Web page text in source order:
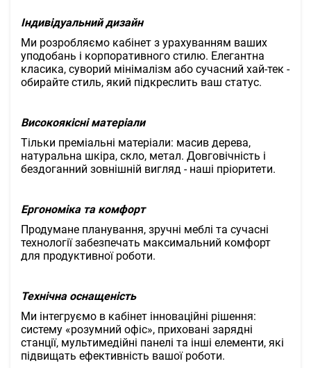
Індивідуальний дизайн
Ми розробляємо кабінет з урахуванням ваших
уподобань і корпоративного стилю. Елегантна
класика, суворий мінімалізм або сучасний хай-тек -
обирайте стиль, який підкреслить ваш статус.
Високоякісні матеріали
Тільки преміальні матеріали: масив дерева,
натуральна шкіра, скло, метал. Довговічність і
бездоганний зовнішній вигляд - наші пріоритети.
Ергономіка та комфорт
Продумане планування, зручні меблі та сучасні
технології забезпечать максимальний комфорт
для продуктивної роботи.
Технічна оснащеність
Ми інтегруємо в кабінет інноваційні рішення:
систему «розумний офіс», приховані зарядні
станції, мультимедійні панелі та інші елементи, які
підвищать ефективність вашої роботи.